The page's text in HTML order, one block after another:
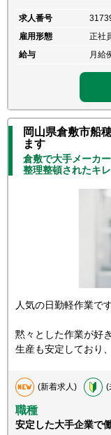
求人番号
雇用形態
正社
給与
月給
岡山県倉敷市船
ます
倉敷で大手メーカ
整理整頓されたキ
人気の日勤軽作業で
黙々とした作業が好
生産も安定しており
(新着求人) (
職種
安定した大手企業で